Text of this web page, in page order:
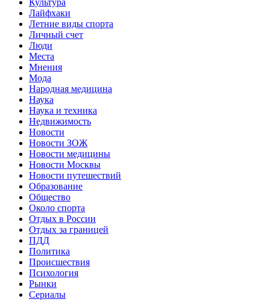
Лайфхаки
Летние виды спорта
Личный счет
Люди
Места
Мнения
Мода
Народная медицина
Наука
Наука и техника
Недвижимость
Новости
Новости ЗОЖ
Новости медицины
Новости Москвы
Новости путешествий
Образование
Общество
Около спорта
Отдых в России
Отдых за границей
ПДД
Политика
Происшествия
Психология
Рынки
Сериалы